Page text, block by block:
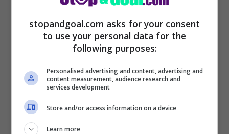
del Barcellona.
Sono pronte cifre importanti che
potrebbero far vacillare il Barcellona. Il
club potrebbe fare una grande
plusvalenza, considerando che il
centrocampista è arrivato a parametro
zero dal Milan. L’Aston Villa può spingersi
stopandgoal.com asks for your consent
to use your personal data for the
following purposes:
Personalised advertising and content, advertising and
content measurement, audience research and
services development
Store and/or access information on a device
Learn more